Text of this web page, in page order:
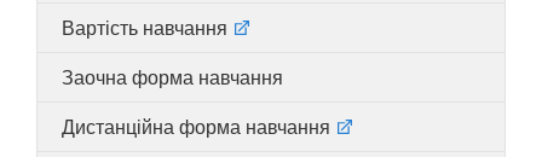
Вартість навчання
Заочна форма навчання
Дистанційна форма навчання